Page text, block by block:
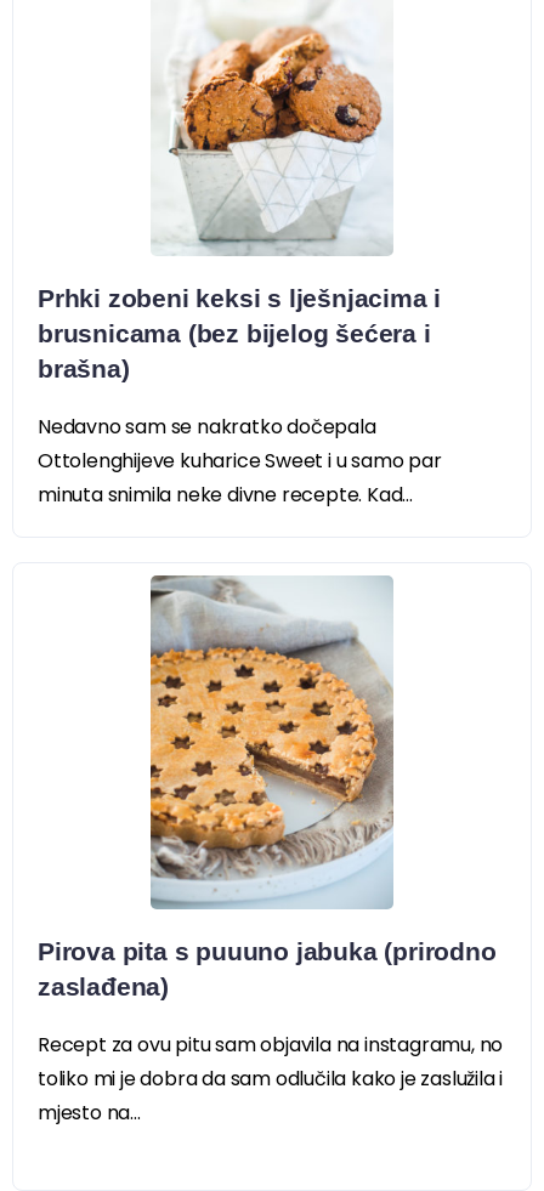
Prhki zobeni keksi s lješnjacima i
brusnicama (bez bijelog šećera i
brašna)
Nedavno sam se nakratko dočepala
Ottolenghijeve kuharice Sweet i u samo par
minuta snimila neke divne recepte. Kad...
Pirova pita s puuuno jabuka (prirodno
zaslađena)
Recept za ovu pitu sam objavila na instagramu, no
toliko mi je dobra da sam odlučila kako je zaslužila i
mjesto na...